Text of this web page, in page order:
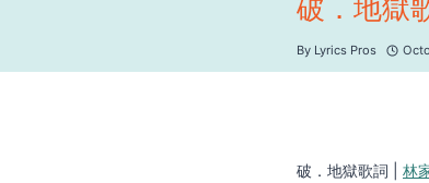
破．地獄
By Lyrics Pros
破．地獄歌詞 | 林